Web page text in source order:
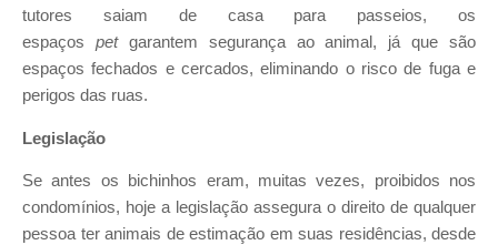
tutores saiam de casa para passeios, os
espaços petgarantem segurança ao animal, já que são
espaços fechados e cercados, eliminando o risco de fuga e
perigos das ruas.
Legislação
Se antes os bichinhos eram, muitas vezes, proibidos nos
condomínios, hoje a legislação assegura o direito de qualquer
pessoa ter animais de estimação em suas residências, desde